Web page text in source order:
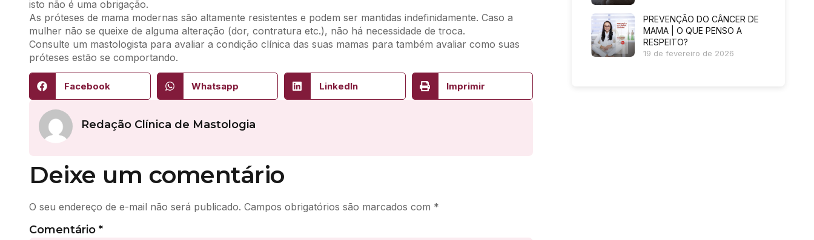
isto não é uma obrigação.
As próteses de mama modernas são altamente resistentes e podem ser mantidas indefinidamente. Caso a
mulher não se queixe de alguma alteração (dor, contratura etc.), não há necessidade de troca.
Consulte um mastologista para avaliar a condição clínica das suas mamas para também avaliar como suas
próteses estão se comportando.
Facebook Whatsapp LinkedIn Imprimir
Redação Clínica de Mastologia
Deixe um comentário
O seu endereço de e-mail não será publicado. Campos obrigatórios são marcados com *
Comentário *
PREVENÇÃO DO CÂNCER DE
MAMA | O QUE PENSO A
RESPEITO?
19 de fevereiro de 2026